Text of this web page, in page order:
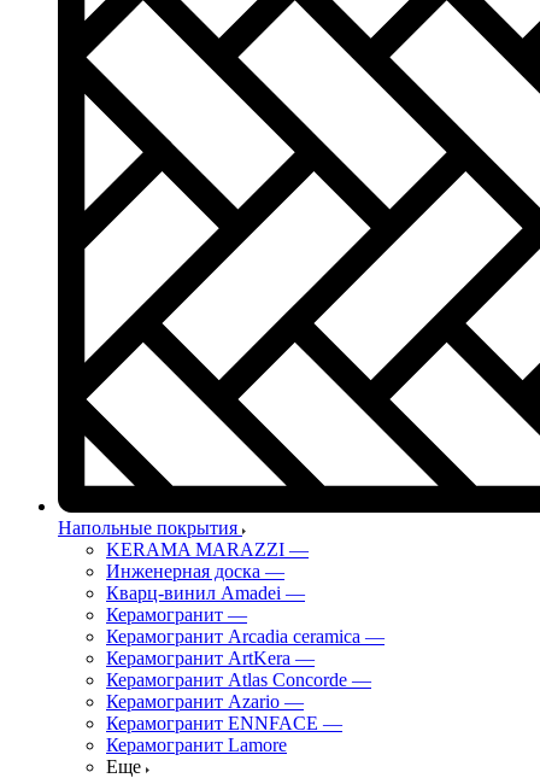
Напольные покрытия
KERAMA MARAZZI —
Инженерная доска —
Кварц-винил Amadei —
Керамогранит —
Керамогранит Arcadia ceramica —
Керамогранит ArtKera —
Керамогранит Atlas Concorde —
Керамогранит Azario —
Керамогранит ENNFACE —
Керамогранит Lamore
Еще